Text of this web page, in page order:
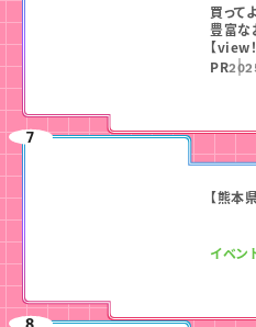
買って
豊富な
【view
PR
【熊本
イベン